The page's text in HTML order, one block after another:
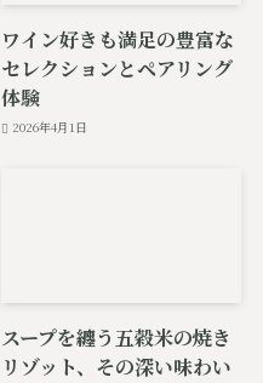
ワイン好きも満足の豊富な
セレクションとペアリング
体験
2026年4月1日
スープを纏う五穀米の焼き
リゾット、その深い味わい